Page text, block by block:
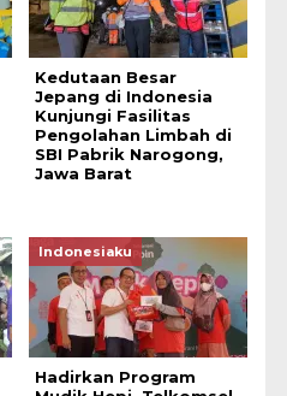
Kedutaan Besar
Jepang di Indonesia
Kunjungi Fasilitas
Pengolahan Limbah di
SBI Pabrik Narogong,
Jawa Barat
Indonesiaku
Hadirkan Program